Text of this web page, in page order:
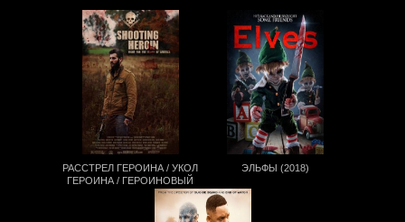
РАССТРЕЛ ГЕРОИНА / УКОЛ
ГЕРОИНА / ГЕРОИНОВЫЙ
ВЫСТРЕЛ (2020)
ЭЛЬФЫ (2018)